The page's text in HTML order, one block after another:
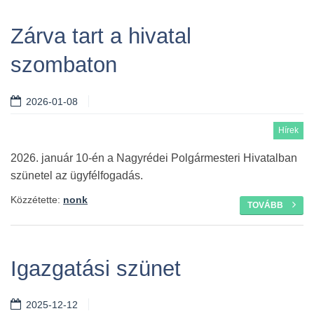
Zárva tart a hivatal
szombaton
2026-01-08
Hírek
2026. január 10-én a Nagyrédei Polgármesteri Hivatalban
szünetel az ügyfélfogadás.
TOVÁBB
Közzétette: nonk
Igazgatási szünet
2025-12-12